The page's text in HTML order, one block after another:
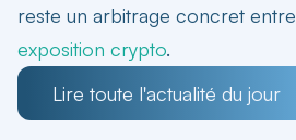
reste un arbitrage concret entre
exposition crypto.
Lire toute l'actualité du jour